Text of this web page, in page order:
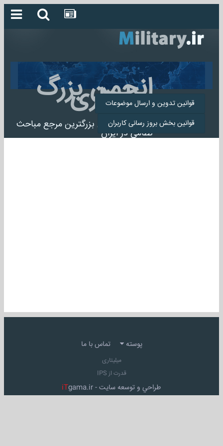
انجمن بزرگ
میلیتاری
انجمن میلیتاری بزرگترین مرجع مباحث
نظامی در ایران
قوانین تدوین و ارسال موضوعات
قوانین بخش بروز رسانی کاربران
پوسته تماس با ما
میلیتاری
قدرت از IPS
طراحي و توسعه سايت - iTgama.ir